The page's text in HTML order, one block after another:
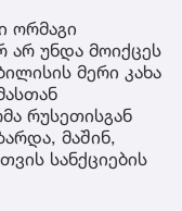
ორმაგი
არ უნდა მოიქცეს
მერი კახა
რუსეთისგან
მაშინ,
სანქციების